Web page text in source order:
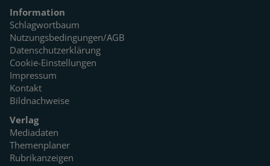
Information
Schlagwortbaum
Nutzungsbedingungen/AGB
Datenschutzerklärung
Cookie-Einstellungen
Impressum
Kontakt
Bildnachweise
Verlag
Mediadaten
Themenplaner
Rubrikanzeigen